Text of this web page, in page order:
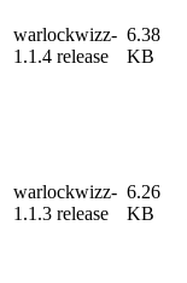
warlockwizz-
1.1.4 release
6.38
KB
warlockwizz-
1.1.3 release
6.26
KB